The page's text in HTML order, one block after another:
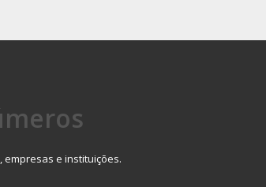
e instituições.